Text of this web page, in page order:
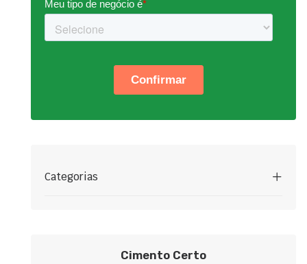
Categorias
Cimento Certo